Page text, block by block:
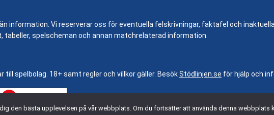
information. Vi reserverar oss för eventuella felskrivningar, faktafel och
tabeller, spelscheman och annan matchrelaterad information.
till spelbolag. 18+ samt regler och villkor gäller. BesökStödlinjen.se för hjälp och
den bästa upplevelsen på vår webbplats. Om du fortsätter att använda denna webbplats